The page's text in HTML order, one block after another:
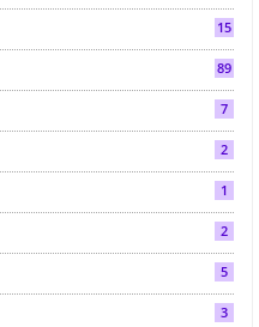
15
89
7
2
1
2
5
3